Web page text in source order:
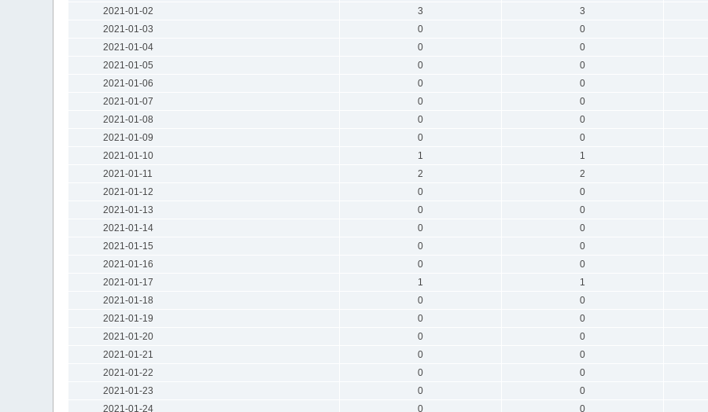
2021-01-02
3 3
2021-01-03
0 0
2021-01-04
0 0
2021-01-05
0 0
2021-01-06
0 0
2021-01-07
0 0
2021-01-08
0 0
2021-01-09
0 0
2021-01-10
1 1
2021-01-11
2 2
2021-01-12
0 0
2021-01-13
0 0
2021-01-14
0 0
2021-01-15
0 0
2021-01-16
0 0
2021-01-17
1 1
2021-01-18
0 0
2021-01-19
0 0
2021-01-20
0 0
2021-01-21
0 0
2021-01-22
0 0
2021-01-23
0 0
2021-01-24
0 0